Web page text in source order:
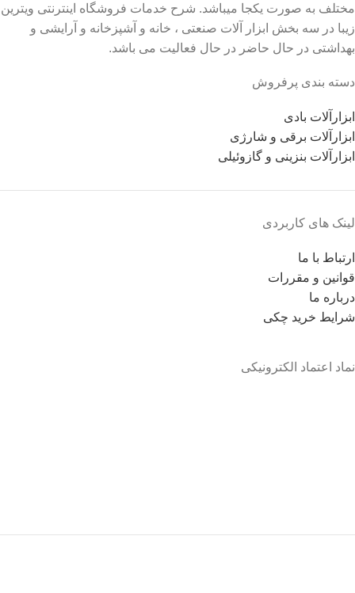
مختلف به صورت یکجا میباشد. شرح خدمات فروشگاه اینترنتی ویترین
زیبا در سه بخش ابزار آلات صنعتی ، خانه و آشپزخانه و آرایشی و
بهداشتی در حال حاضر در حال فعالیت می باشد.
دسته بندی پرفروش
ابزارآلات بادی
ابزارآلات برقی و شارژی
ابزارآلات بنزینی و گازوئیلی
لینک های کاربردی
ارتباط با ما
قوانین و مقررات
درباره ما
شرايط خريد چکی
نماد اعتماد الکترونیکی